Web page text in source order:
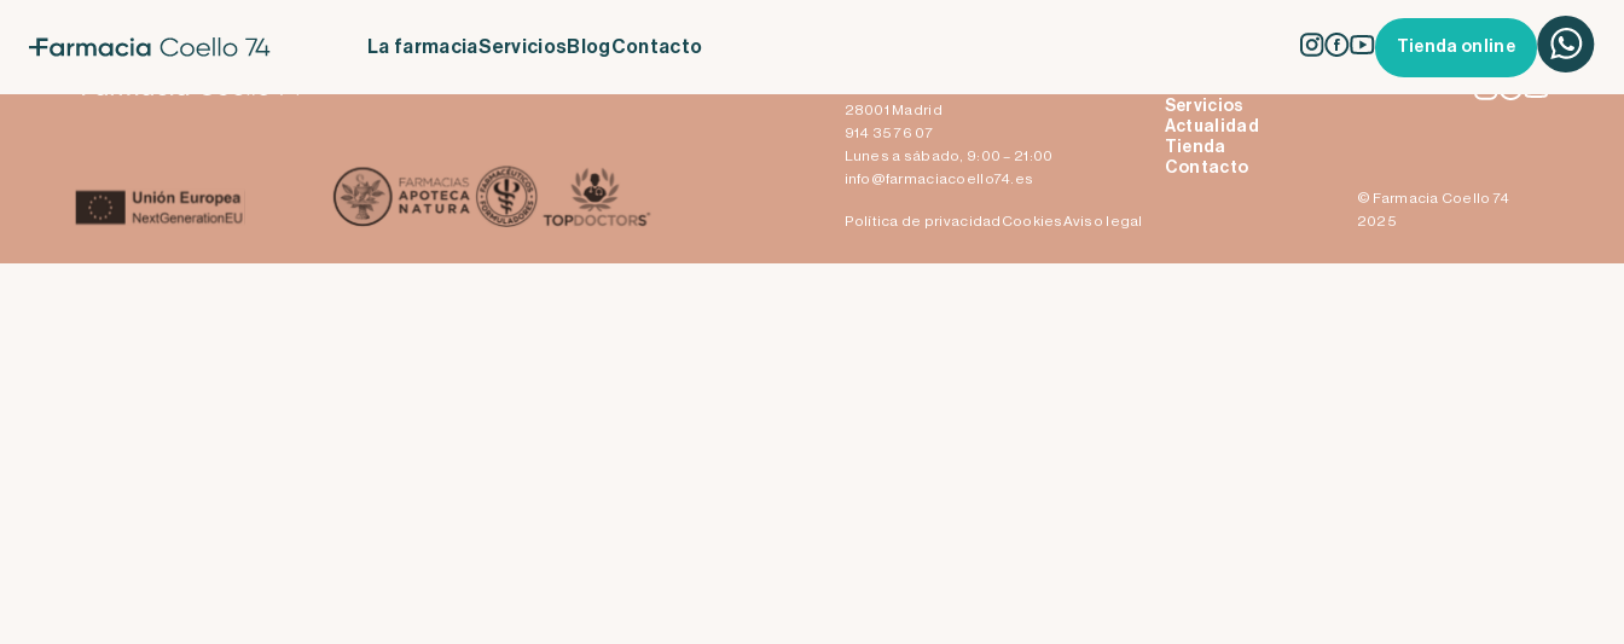
La farmaciaServiciosBlogContacto Tienda online
Adelgazar… Ozempic
28001 Madrid
914 35 76 07
Lunes a sábado, 9:00 – 21:00
info@farmaciacoello74.es
Política de privacidad CookiesAviso legal
Servicios
Actualidad
Tienda
Contacto
© Farmacia Coello 74
2025